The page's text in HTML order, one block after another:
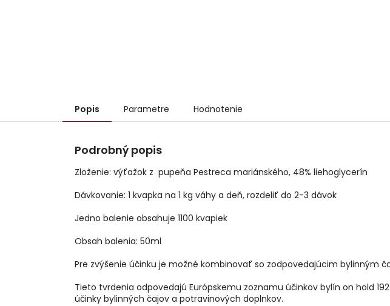
Popis Parametre Hodnotenie
Podrobný popis
Zloženie: výťažok z pupeňa Pestreca mariánského, 48% liehoglycerín
Dávkovanie: 1 kvapka na 1 kg váhy a deň, rozdeliť do 2-3 dávok
Jedno balenie obsahuje 1100 kvapiek
Obsah balenia: 50ml
Pre zvýšenie účinku je možné kombinovať so zodpovedajúcim bylinným
Tieto tvrdenia odpovedajú Európskemu zoznamu účinkov bylín on hold
účinky bylinných čajov a potravinových doplnkov.